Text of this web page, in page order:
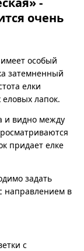
очень
особый
затемненный
елки
лапок.
и видно между
придает елке
задать
направлением в
с